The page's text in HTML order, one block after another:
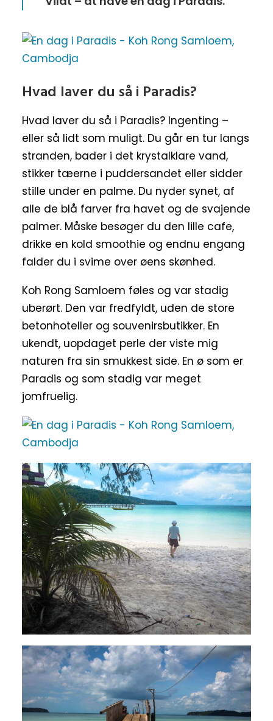
Hvad laver du så i Paradis?
Hvad laver du så i Paradis? Ingenting –
eller så lidt som muligt. Du går en tur langs
stranden, bader i det krystalklare vand,
stikker tæerne i puddersandet eller sidder
stille under en palme. Du nyder synet, af
alle de blå farver fra havet og de svajende
palmer. Måske besøger du den lille cafe,
drikke en kold smoothie og endnu engang
falder du i svime over øens skønhed.
Koh Rong Samloem føles og var stadig
uberørt. Den var fredfyldt, uden de store
betonhoteller og souvenirsbutikker. En
ukendt, uopdaget perle der viste mig
naturen fra sin smukkest side. En ø som er
Paradis og som stadig var meget
jomfruelig.